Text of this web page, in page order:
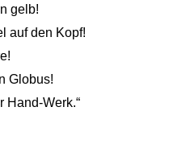
gelb!
auf den Kopf!
Globus!
Hand-Werk.“